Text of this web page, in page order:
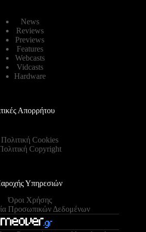
News
Reviews
Previews
Features
Webcasts
Vidcasts
Hardware
Απορρήτου
Πολιτική Cookies
Copyright
Υπηρεσιών
Όροι Χρήσης
Προσωπικών Δεδομένων